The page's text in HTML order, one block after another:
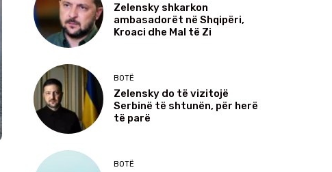
Zelensky shkarkon
ambasadorët në Shqipëri,
Kroaci dhe Mal të Zi
BOTË
Zelensky do të vizitojë
Serbinë të shtunën, për herë
të parë
BOTË